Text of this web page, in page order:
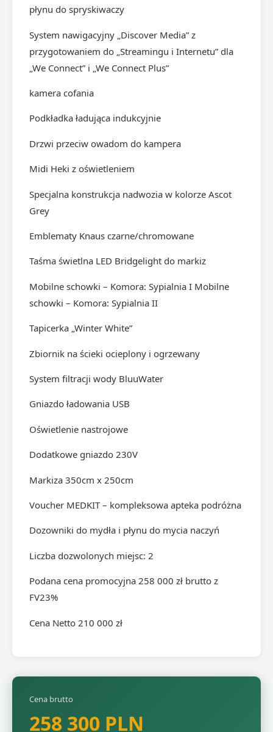
płynu do spryskiwaczy
System nawigacyjny „Discover Media” z
przygotowaniem do „Streamingu i Internetu” dla
„We Connect” i „We Connect Plus”
kamera cofania
Podkładka ładująca indukcyjnie
Drzwi przeciw owadom do kampera
Midi Heki z oświetleniem
Specjalna konstrukcja nadwozia w kolorze Ascot
Grey
Emblematy Knaus czarne/chromowane
Taśma świetlna LED Bridgelight do markiz
Mobilne schowki – Komora: Sypialnia I Mobilne
schowki – Komora: Sypialnia II
Tapicerka „Winter White”
Zbiornik na ścieki ocieplony i ogrzewany
System filtracji wody BluuWater
Gniazdo ładowania USB
Oświetlenie nastrojowe
Dodatkowe gniazdo 230V
Markiza 350cm x 250cm
Voucher MEDKIT – kompleksowa apteka podróżna
Dozowniki do mydła i płynu do mycia naczyń
Liczba dozwolonych miejsc: 2
Podana cena promocyjna 258 000 zł brutto z
FV23%
Cena Netto 210 000 zł
Cena brutto
258 300 PLN